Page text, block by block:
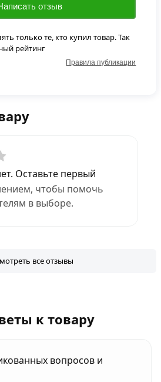
Оставьте первый
чтобы помочь
в выборе.
все отзывы
отзыв
только те, кто купил товар. Так
рейтинг
Правила публикации
к товару
вопросов и